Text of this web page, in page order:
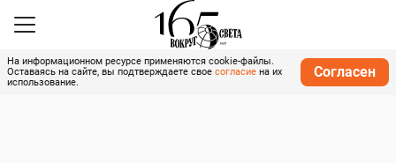
На информационном ресурсе применяются cookie-файлы.
Оставаясь на сайте, вы подтверждаете свое согласие на их
использование.
Согласен